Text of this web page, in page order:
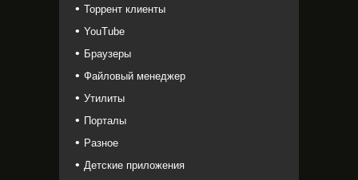
Торрент клиенты
YouTube
Браузеры
Файловый менеджер
Утилиты
Порталы
Разное
Детские приложения